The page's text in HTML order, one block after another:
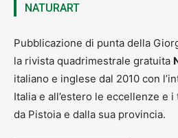
NATURART
Pubblicazione di punta della
la rivista quadrimestrale gratuita
italiano e inglese dal 2010 con
Italia e all’estero le eccellenze e
da Pistoia e dalla sua provincia.